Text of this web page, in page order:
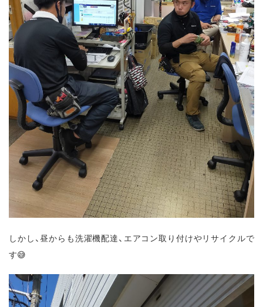
しかし、昼からも洗濯機配達、エアコン取り付けやリサイクルで
す😅